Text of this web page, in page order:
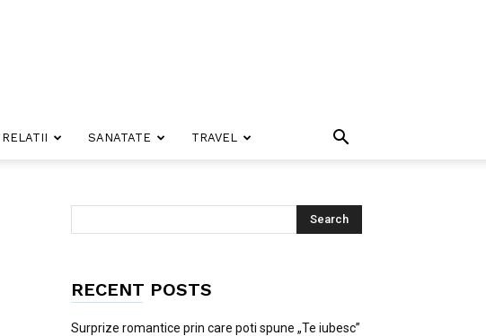
RELATII SANATATE TRAVEL
RECENT POSTS
Surprize romantice prin care poti spune „Te iubesc”